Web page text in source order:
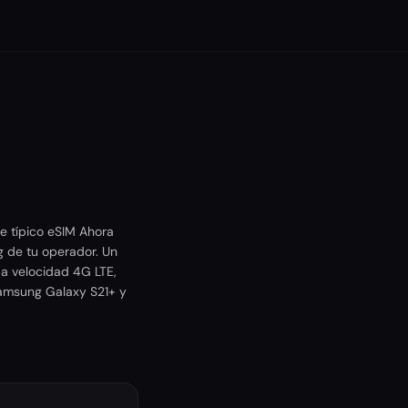
típico eSIM Ahora
de tu operador. Un
velocidad 4G LTE,
Galaxy S21+ y